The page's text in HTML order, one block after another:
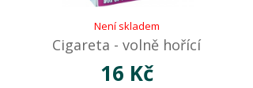
Není skladem
Cigareta - volně hořící
16 Kč